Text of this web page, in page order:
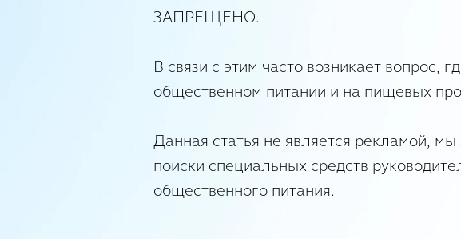
ЗАПРЕЩЕНО.
В связи с этим часто возникает вопрос,
общественном питании и на пищевых
Данная статья не является рекламой,
поиски специальных средств
общественного питания.